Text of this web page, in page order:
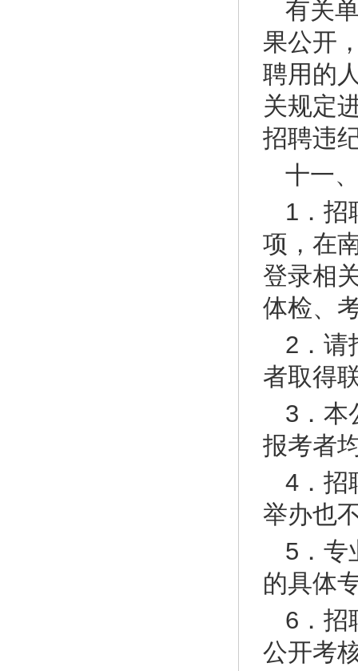
有关
果公开
聘用的
关规定
招聘违
十一
1．招
项，在
登录相
体检、
2．请
者取得
3．本
报考者
4．招
举办也
5．专
的具体
6．招
公开考